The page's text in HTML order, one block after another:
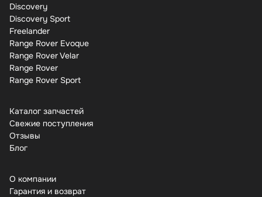
Discovery
Discovery Sport
Freelander
Range Rover Evoque
Range Rover Velar
Range Rover
Range Rover Sport
Каталог запчастей
Свежие поступления
Отзывы
Бло
О компании
Гарантия и возврат